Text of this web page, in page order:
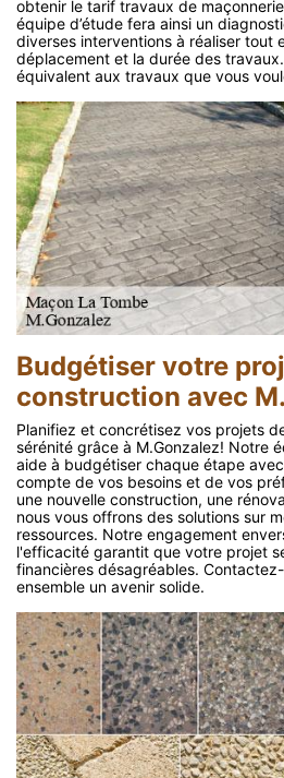
obtenir le tarif travaux de
équipe d’étude fera ainsi un
diverses interventions à réaliser tout
déplacement et la durée des
équivalent aux travaux que vous
Budgétiser votre
construction avec
Planifiez et concrétisez vos projets
sérénité grâce à M.Gonzalez! Notre
aide à budgétiser chaque étape
compte de vos besoins et de vos
une nouvelle construction, une
nous vous offrons des solutions sur
ressources. Notre engagement
l'efficacité garantit que votre projet
financières désagréables.
ensemble un avenir solide.